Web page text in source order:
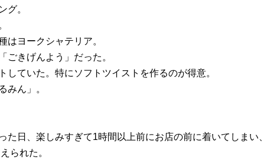
グ。
はヨークシャテリア。
ごきげんよう」だった。
していた。特にソフトツイストを作るのが得意。
みん」。
た日、楽しみすぎて1時間以上前にお店の前に着いてしまい、
られた。